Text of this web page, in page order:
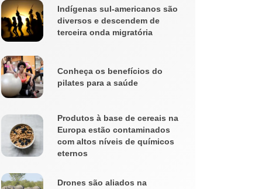
Indígenas sul-americanos são
diversos e descendem de
terceira onda migratória
Conheça os benefícios do
pilates para a saúde
Produtos à base de cereais na
Europa estão contaminados
com altos níveis de químicos
eternos
Drones são aliados na